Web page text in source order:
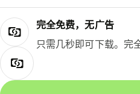
完全免费，无广告
只需几秒即可下载。完